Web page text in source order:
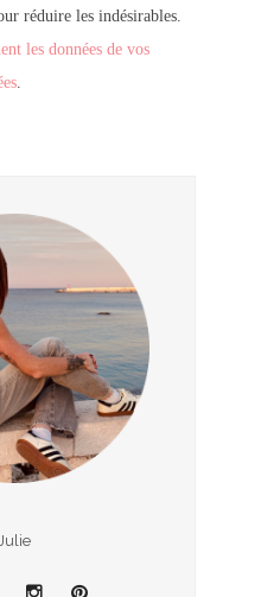
réduire les indésirables.
les données de vos
.
Julie